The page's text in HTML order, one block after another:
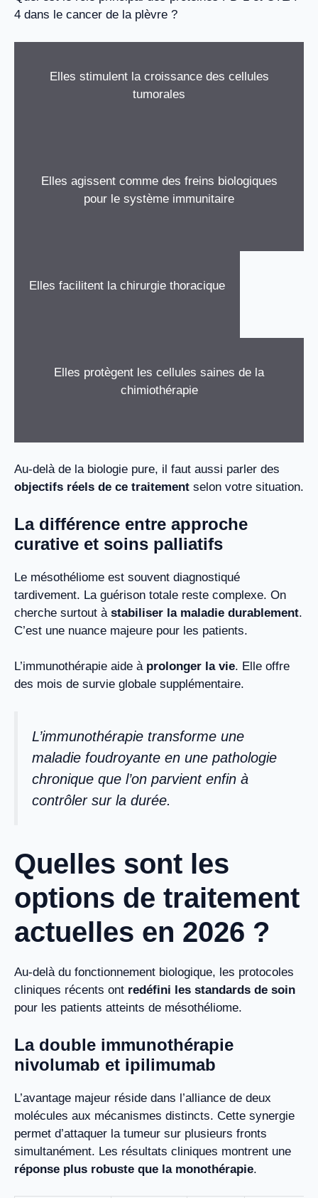
4 dans le cancer de la plèvre ?
Elles stimulent la croissance des cellules
tumorales
Elles agissent comme des freins biologiques
pour le système immunitaire
Elles facilitent la chirurgie thoracique
Elles protègent les cellules saines de la
chimiothérapie
Au-delà de la biologie pure, il faut aussi parler des
objectifs réels de ce traitement selon votre situation.
La différence entre approche
curative et soins palliatifs
Le mésothéliome est souvent diagnostiqué
tardivement. La guérison totale reste complexe. On
cherche surtout à stabiliser la maladie durablement.
C’est une nuance majeure pour les patients.
L’immunothérapie aide à prolonger la vie. Elle offre
des mois de survie globale supplémentaire.
L’immunothérapie transforme une
maladie foudroyante en une pathologie
chronique que l’on parvient enfin à
contrôler sur la durée.
Quelles sont les
options de traitement
actuelles en 2026 ?
Au-delà du fonctionnement biologique, les protocoles
cliniques récents ont redéfini les standards de soin
pour les patients atteints de mésothéliome.
La double immunothérapie
nivolumab et ipilimumab
L’avantage majeur réside dans l’alliance de deux
molécules aux mécanismes distincts. Cette synergie
permet d’attaquer la tumeur sur plusieurs fronts
simultanément. Les résultats cliniques montrent une
réponse plus robuste que la monothérapie.